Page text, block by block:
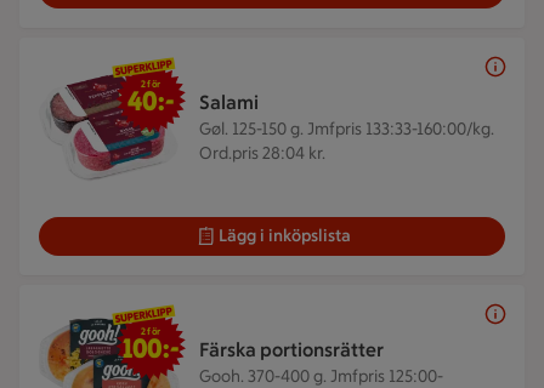
Salami
Gøl. 125-150 g. Jmfpris 133:33-160:00/kg.
Ord.pris 28:04 kr.
2 för 40 kr
2 för
40:-
Lägg i inköpslista
Färska portionsrätter
Gooh. 370-400 g. Jmfpris 125:00-
2 för 100 kr
2 för
100:-